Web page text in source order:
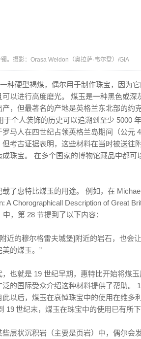
。摄影：Orasa Weldon（奥拉萨·韦尔登）/GIA
种硬型褐煤，偶尔用于制作珠宝，因为
以进行高度磨光。 煤玉是一种黑色或深
产，但最著名的产地是英格兰东北部的约
于个人装饰的历史可以追溯到至少 5000
马人在四世纪占领英格兰岛期间（公元
考古证据表明，这些材料在当时被送往
珠宝。 在多个国家的博物馆藏品中都可
了惠特比煤玉的用途。 例如，在
A Chorographicall Description of Great
，第 28 节提到了以下内容：
近的穆尔格雷夫城堡]附近的岩石，也会
的煤玉。”
也就是 19 世纪早期，惠特比开始将煤
的国际受众介绍这种材料提供了帮助。
以后，煤玉在哀悼珠宝中的使用在维多
19世纪末，煤玉在珠宝中的使用已有所下
层状沉积岩（主要是页岩）中，偶尔会